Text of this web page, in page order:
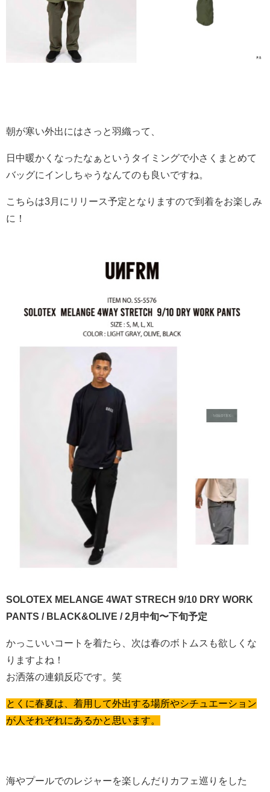
朝が寒い外出にはさっと羽織って、
日中暖かくなったなぁというタイミングで小さくまとめて
バッグにインしちゃうなんてのも良いですね。
こちらは3月にリリース予定となりますので到着をお楽しみ
に！
SOLOTEX MELANGE 4WAT STRECH 9/10 DRY WORK
PANTS / BLACK&OLIVE / 2月中旬〜下旬予定
かっこいいコートを着たら、次は春のボトムスも欲しくな
りますよね！
お洒落の連鎖反応です。笑
とくに春夏は、着用して外出する場所やシチュエーション
が人それぞれにあるかと思います。
海やプールでのレジャーを楽しんだりカフェ巡りをした